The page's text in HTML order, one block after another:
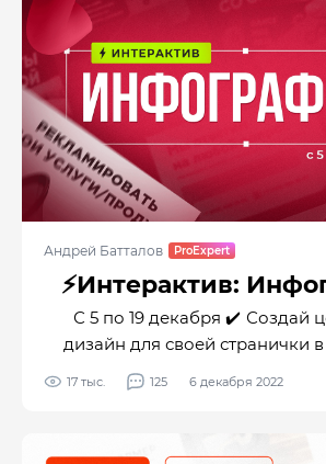
обучающие уроки и проводим
мероприятия. Иными словами,
совершенствуем
дизайнеров разного
Андрей Батталов
⚡️Интерактив:
С 5 по 19 декабря ✔️ Создай
дизайн для своей странички
Разработай дизайн
обратной связи от
17 тыс. 125 6 декабря 2022